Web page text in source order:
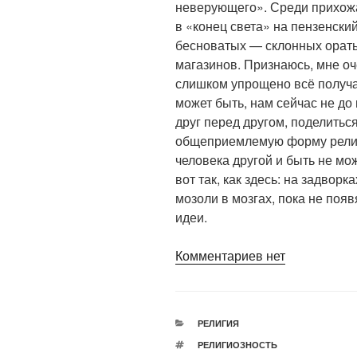
неверующего». Среди
в «конец света» на
бесноватых — склонных
магазинов. Признаюсь, мне
слишком упрощено всё
может быть, нам сейчас не до
друг перед другом,
общеприемлемую форму
человека другой и быть не
вот так, как здесь: на
мозоли в мозгах, пока не
идеи.
Комментариев нет
РУБРИКИ
РЕЛИГИЯ
МЕТКИ
РЕЛИГИОЗНОСТЬ